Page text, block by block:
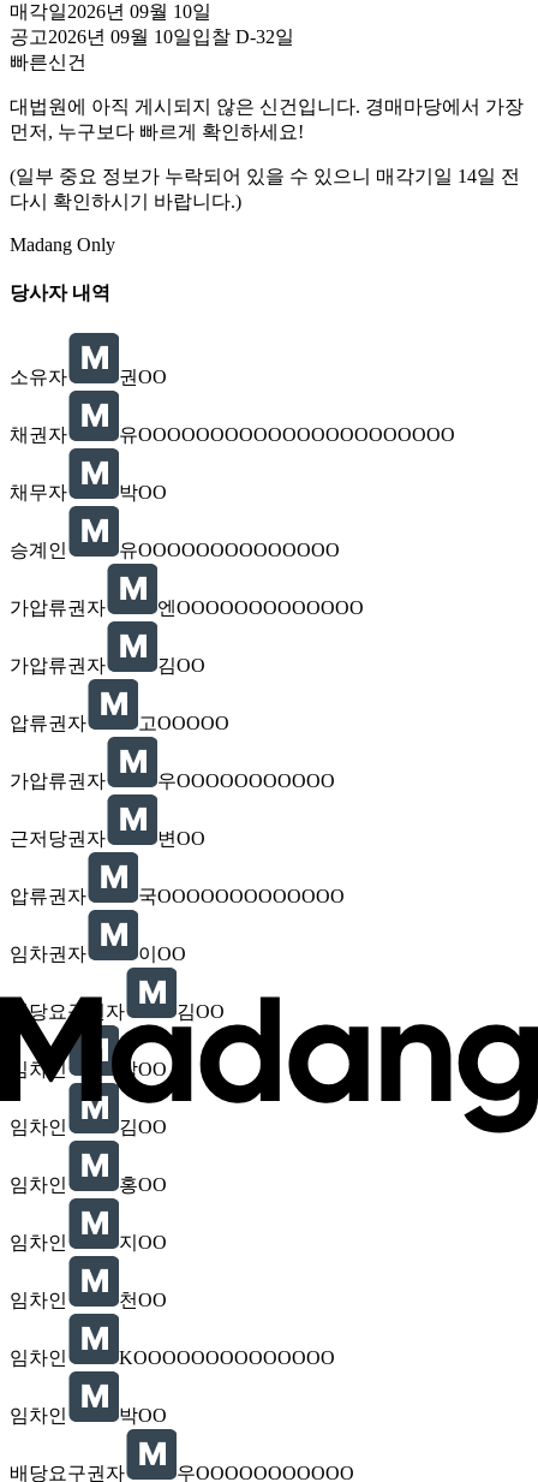
매각일2026년 09월 10일
공고2026년 09월 10일입찰 D-32일
빠른신건
대법원에 아직 게시되지 않은 신건입니다. 경매마당에서 가장
먼저, 누구보다 빠르게 확인하세요!
(일부 중요 정보가 누락되어 있을 수 있으니 매각기일 14일 전
다시 확인하시기 바랍니다.)
Madang Only
당사자 내역
소유자 권OO
채권자 유OOOOOOOOOOOOOOOOOOOOOO
채무자 박OO
승계인 유OOOOOOOOOOOOOO
가압류권자 엔OOOOOOOOOOOOO
가압류권자 김OO
압류권자 고OOOOO
가압류권자 우OOOOOOOOOOO
근저당권자 변OO
압류권자 국OOOOOOOOOOOOO
임차권자 이OO
배당요구권자 김OO
임차인 박OO
임차인 김OO
임차인 홍OO
임차인 지OO
임차인 천OO
임차인 KOOOOOOOOOOOOOO
임차인 박OO
배당요구권자 우OOOOOOOOOOO